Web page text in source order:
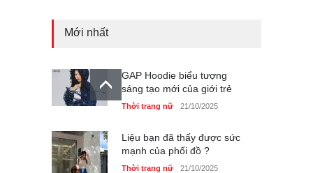
Mới nhất
GAP Hoodie biểu tượng
sáng tạo mới của giới trẻ
Thời trang nữ 21/10/2025
Liệu bạn đã thấy được sức
mạnh của phối đồ ?
Thời trang nữ 21/10/2025